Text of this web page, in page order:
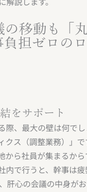
の移動も「
負担ゼロの
をサポート
際、最大の壁は何で
クス（調整業務）」で
から社員が集まるから
内で行うと、幹事は
肝心の会議の中身が